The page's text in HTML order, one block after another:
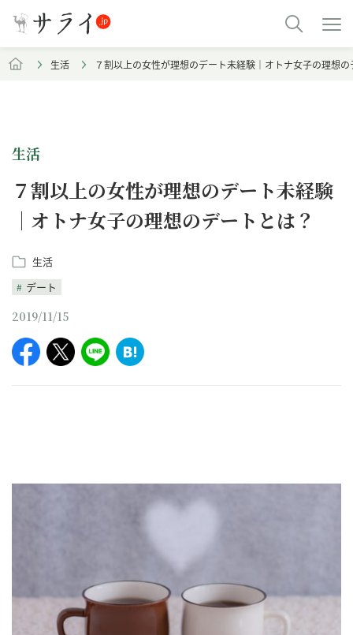
生活 ７割以上の女性が理想のデート未経験｜オトナ女子の理想
生活
７割以上の女性が理想のデート未経験
｜オトナ女子の理想のデートとは？
生活
デート
2019/11/15